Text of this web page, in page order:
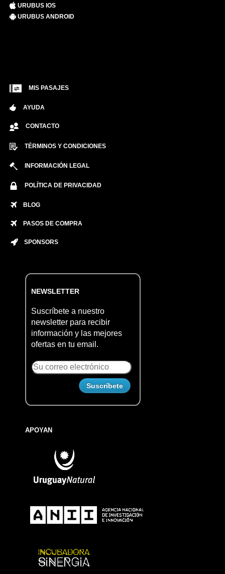
URUBUS IOS
URUBUS ANDROID
MIS PASAJES
AYUDA
CONTACTO
TÉRMINOS Y CONDICIONES
INFORMACIÓN LEGAL
POLÍTICA DE PRIVACIDAD
BLOG
PASOS DE COMPRA
SPONSORS
NEWSLETTER
Suscríbete a nuestro
newsletter para recibir
información y las mejores
ofertas en tu email.
APOYAN